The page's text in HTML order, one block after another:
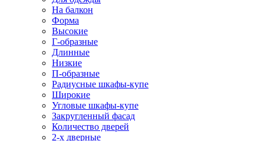
На балкон
Форма
Высокие
Г-образные
Длинные
Низкие
П-образные
Радиусные шкафы-купе
Широкие
Угловые шкафы-купе
Закругленный фасад
Количество дверей
2-х дверные